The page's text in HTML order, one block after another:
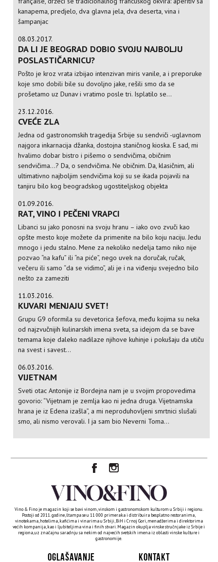
kanapema, predjelo, dva glavna jela, dva deserta, vina i
šampanjac
08.03.2017.
DA LI JE BEOGRAD DOBIO SVOJU NAJBOLJU
POSLASTIČARNICU?
Pošto je kroz vrata izbijao intenzivan miris vanile, a i preporuke
koje smo dobili bile su dovoljno jake, rešili smo da se
prošetamo uz Dunav i vratimo posle tri. Isplatilo se...
23.12.2016.
CVEĆE ZLA
Jedna od gastronomskih tragedija Srbije su sendviči -uglavnom
najgora inkarnacija džanka, dostojna staničnog kioska. E sad, mi
hvalimo dobar bistro i pišemo o sendvičima, običnim
sendvičima...? Da, o sendvičima. Ne običnim. Da, klasičnim, ali
ultimativno najboljim sendvičima koji su se ikada pojavili na
tanjiru bilo kog beogradskog ugostiteljskog objekta
01.09.2016.
RAT, VINO I PEČENI VRAPCI
Libanci su jako ponosni na svoju hranu – iako ovo zvuči kao
opšte mesto koje možete da primenite na bilo koju naciju. Jedu
mnogo i jedu stalno. Mene za nekoliko nedelja tamo niko nije
pozvao “na kafu” ili “na piće”, nego uvek na doručak, ručak,
večeru ili samo “da se vidimo”, ali je i na viđenju svejedno bilo
nešto za zameziti
11.03.2016.
KUVARI MENJAJU SVET!
Grupu G9 oformila su devetorica šefova, među kojima su neka
od najzvučnijih kulinarskih imena sveta, sa idejom da se bave
temama koje daleko nadilaze njihove kuhinje i pokušaju da utiču
na svest i savest...
06.03.2016.
VIJETNAM
Sveti otac Antonije iz Bordejna nam je u svojim propovedima
govorio: “Vijetnam je zemlja kao ni jedna druga. Vijetnamska
hrana je iz Edena izašla”, a mi neproduhovljeni smrtnici slušali
smo, ali nismo verovali. I ja sam bio Neverni Toma...
Vino & Fino je magazin koji se bavi vinom, vinskom i gastronomskom kulturom u Srbiji i regionu.
Postoji od 2011. godine, štampa se u 11 000 primeraka i distribuira besplatno restoranima,
vinotekama, hotelima, kafićima i vinarima u Srbiji, BiH i Crnoj Gori, menadžerima i direktorima
većih kompanija, kao i ljubiteljima vina i finih stvari. Magazin okuplja vinske stručnjake iz Srbije i
regiona, uz značajnu saradnju sa nekim od najvećih svetskih imena iz oblasti vinske kulture i
gastronomije.
OGLAŠAVANJE KONTAKT